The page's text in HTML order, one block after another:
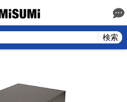
検索